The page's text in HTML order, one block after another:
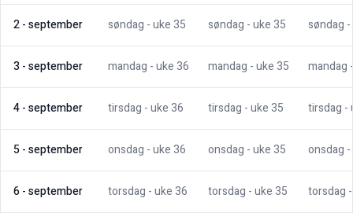
2-september søndag - uke35 søndag - uke35 søndag
3 -september mandag - uke36 mandag - uke35 mandag
4-september tirsdag - uke36 tirsdag - uke35 tirsdag -
5-september onsdag - uke36 onsdag - uke35 onsdag
6-september torsdag - uke36 torsdag - uke35 torsdag